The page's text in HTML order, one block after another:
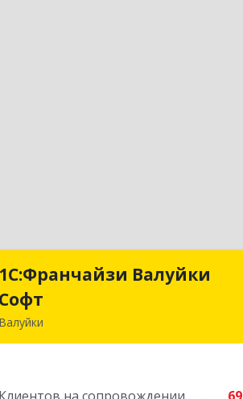
1С:Франчайзи Валуйки
Софт
Валуйки
1С:Франчайзи Валуйки